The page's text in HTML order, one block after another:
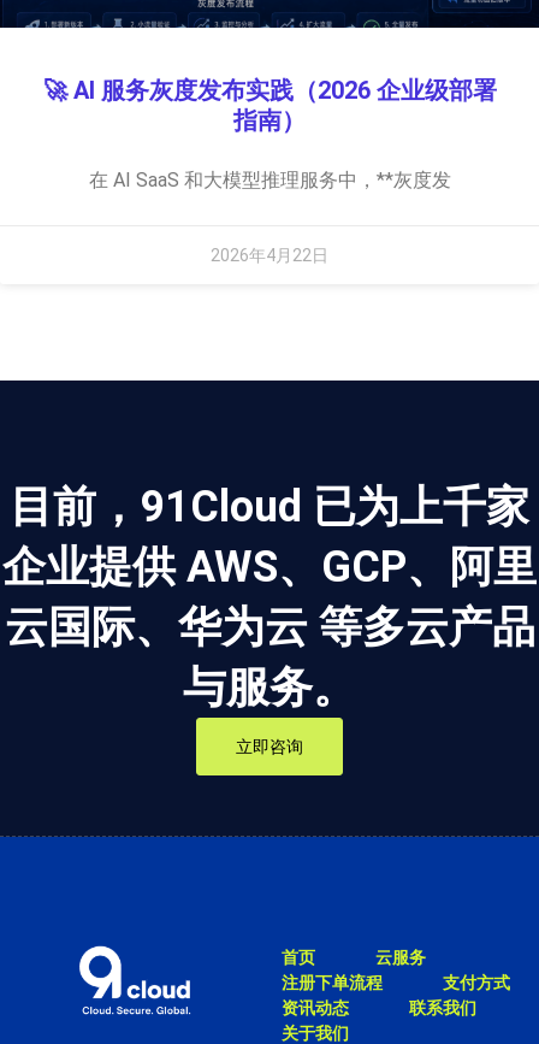
🚀 AI 服务灰度发布实践（2026 企业级部署
指南）
在 AI SaaS 和大模型推理服务中，**灰度发
2026年4月22日
目前，91Cloud 已为上千家
企业提供 AWS、GCP、阿里
云国际、华为云 等多云产品
与服务。
立即咨询
首页
云服务
注册下单流程
支付方式
资讯动态
联系我们
关于我们